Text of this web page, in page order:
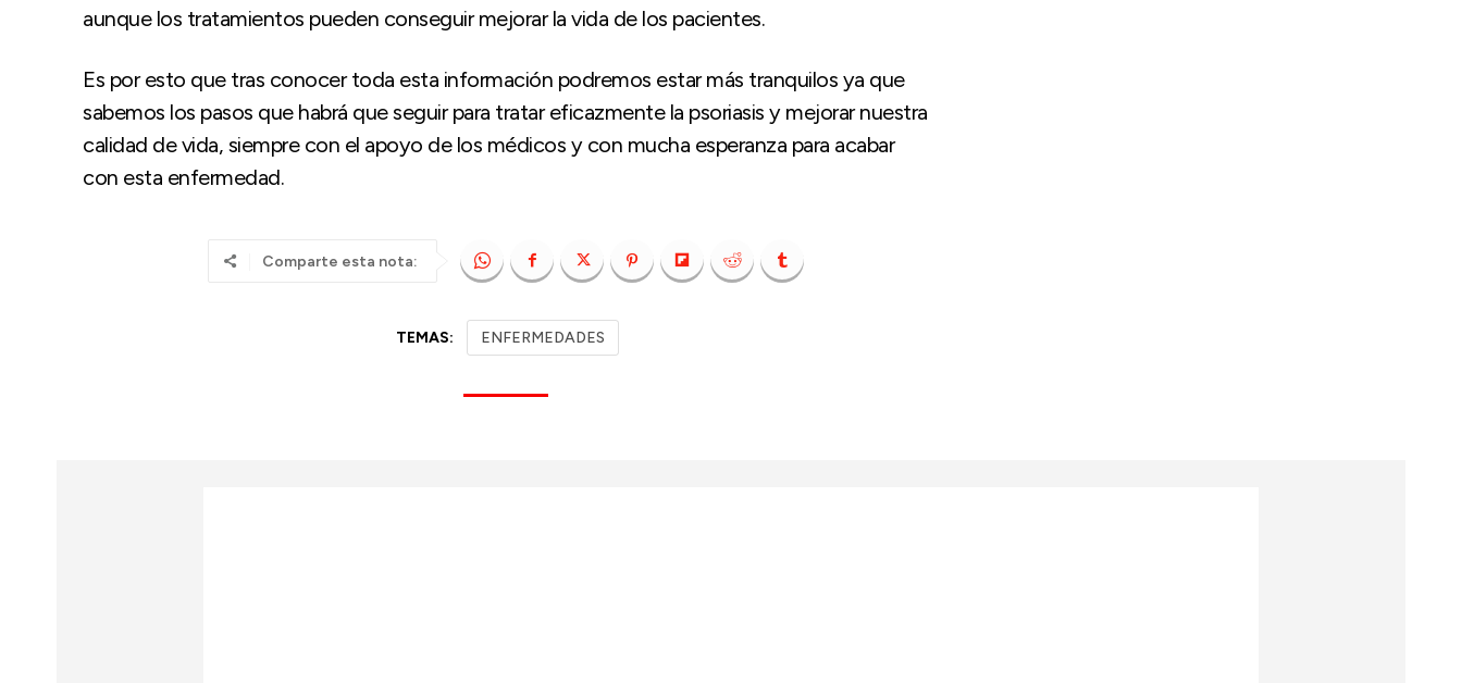
aunque los tratamientos pueden conseguir mejorar la vida de los pacientes.
Es por esto que tras conocer toda esta información podremos estar más tranquilos ya que
sabemos los pasos que habrá que seguir para tratar eficazmente la psoriasis y mejorar nuestra
calidad de vida, siempre con el apoyo de los médicos y con mucha esperanza para acabar
con esta enfermedad.
Comparte esta nota:
TEMAS: ENFERMEDADES